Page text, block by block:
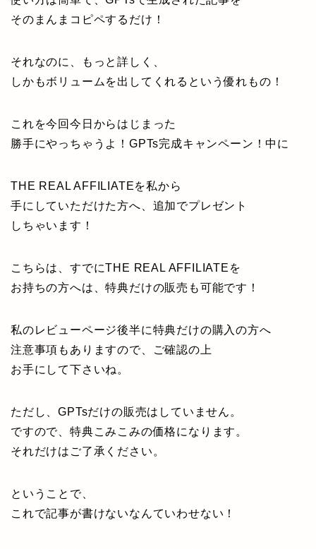
そのまんまコピペするだけ！
それなのに、もっと詳しく、
しかもボリュームを出してくれるという優れもの！
これを今回今日からはじまった
勝手にやっちゃうよ！GPTs完成キャンペーン！中に
THE REAL AFFILIATEを私から
手にしていただけた方へ、追加でプレゼント
しちゃいます！
こちらは、すでにTHE REAL AFFILIATEを
お持ちの方へは、特典だけの販売も可能です！
私のレビューページ後半に特典だけの購入の方へ
注意事項もありますので、ご確認の上
お手にして下さいね。
ただし、GPTsだけの販売はしていません。
ですので、特典こみこみの価格になります。
それだけはご了承ください。
ということで、
これで記事が書けないなんていわせない！